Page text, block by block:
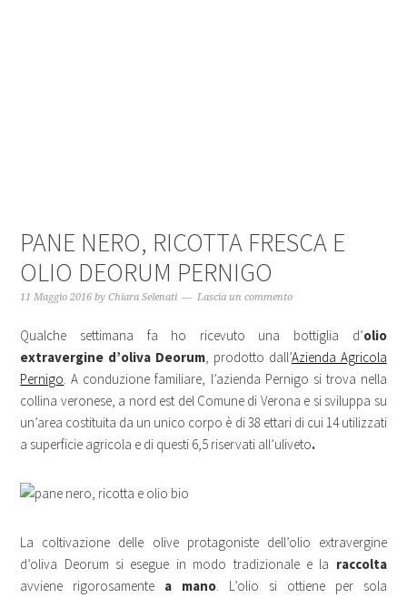
PANE NERO, RICOTTA FRESCA E
OLIO DEORUM PERNIGO
11 Maggio 2016 byChiara Selenati Lascia un commento
Qualche settimana fa ho ricevuto una bottiglia d’olio
extravergine d’oliva Deorum, prodotto dall’Azienda Agricola
Pernigo. A conduzione familiare, l’azienda Pernigo si trova nella
collina veronese, a nord est del Comune di Verona e si sviluppa su
un’area costituita da un unico corpo è di 38 ettari di cui 14 utilizzati
a superficie agricola e di questi 6,5 riservati all’uliveto.
La coltivazione delle olive protagoniste dell’olio extravergine
d’oliva Deorum si esegue in modo tradizionale e la raccolta
avviene rigorosamente a mano. L’olio si ottiene per sola